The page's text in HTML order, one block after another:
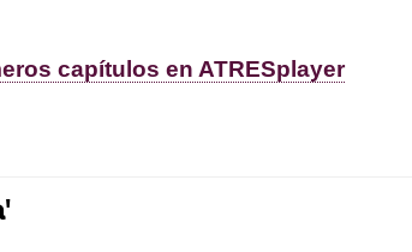
capítulos en ATRESplayer